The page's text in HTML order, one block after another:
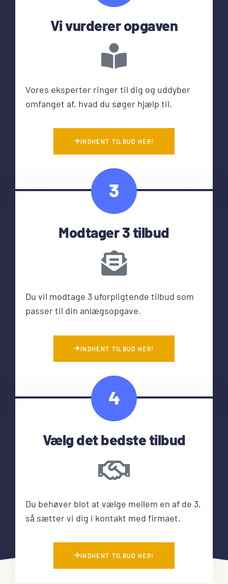
Vi vurderer opgaven
Vores eksperter ringer til dig og uddyber
omfanget af, hvad du søger hjælp til.
INDHENT TILBUD HER!
3
Modtager 3 tilbud
Du vil modtage 3 uforpligtende tilbud som
passer til din anlægsopgave.
INDHENT TILBUD HER!
4
Vælg det bedste tilbud
Du behøver blot at vælge mellem en af de 3,
så sætter vi dig i kontakt med firmaet.
INDHENT TILBUD HER!